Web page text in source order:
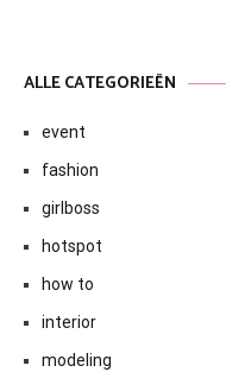
ALLE CATEGORIEËN
event
fashion
girlboss
hotspot
how to
interior
modeling